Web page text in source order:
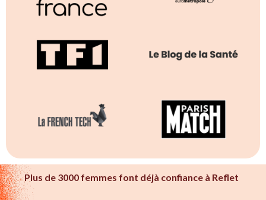
Plus de 3000 femmes font déjà confiance à Reflet